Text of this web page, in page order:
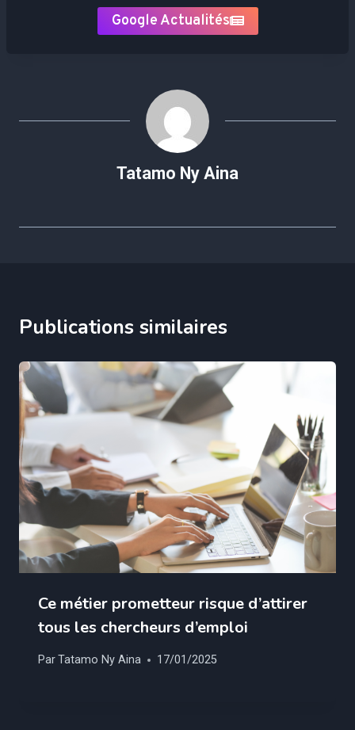
Google Actualités
Tatamo Ny Aina
Publications similaires
Ce métier prometteur risque d’attirer
tous les chercheurs d’emploi
ParTatamo Ny Aina 17/01/2025